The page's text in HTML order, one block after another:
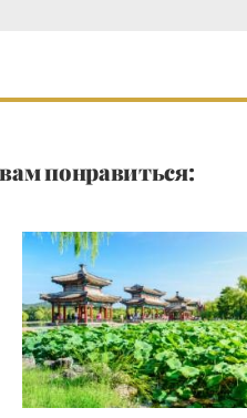
понравиться: